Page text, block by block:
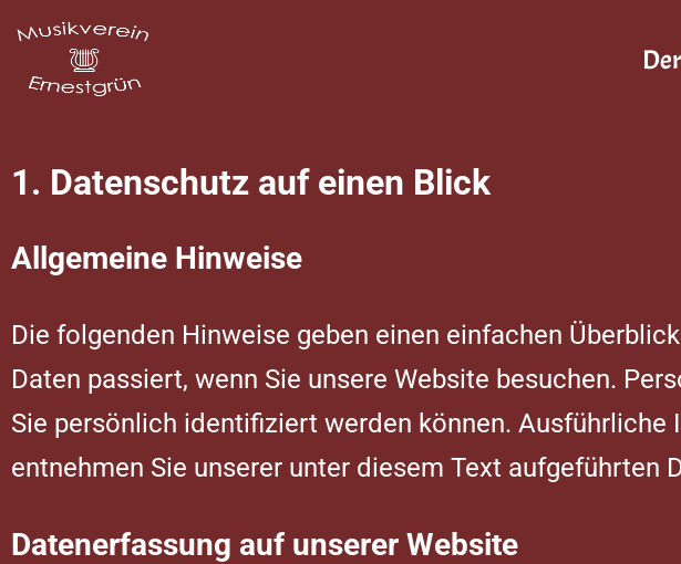
Zum
1. Datenschutz auf einen Blick
Allgemeine Hinweise
Die folgenden Hinweise geben einen einfachen
Daten passiert, wenn Sie unsere Website besuchen.
Sie persönlich identifiziert werden können.
entnehmen Sie unserer unter diesem Text aufgeführten
Datenerfassung auf unserer Website